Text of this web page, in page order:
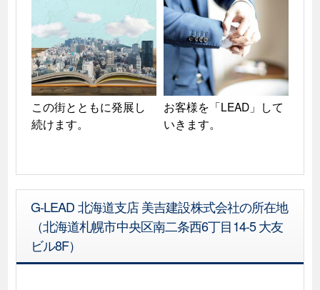
この街とともに発展し
続けます。
お客様を「LEAD」して
いきます。
G-LEAD 北海道支店 美吉建設株式会社の所在地
（北海道札幌市中央区南二条西6丁目14-5 大友
ビル8F）